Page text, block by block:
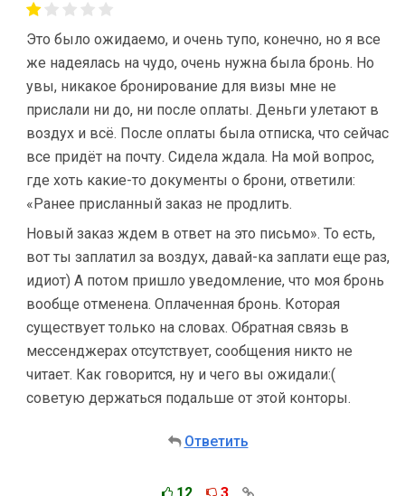
Это было ожидаемо, и очень тупо, конечно, но я все
же надеялась на чудо, очень нужна была бронь. Но
увы, никакое бронирование для визы мне не
прислали ни до, ни после оплаты. Деньги улетают в
воздух и всё. После оплаты была отписка, что сейчас
все придёт на почту. Сидела ждала. На мой вопрос,
где хоть какие-то документы о брони, ответили:
«Ранее присланный заказ не продлить.
Новый заказ ждем в ответ на это письмо». То есть,
вот ты заплатил за воздух, давай-ка заплати еще раз,
идиот) А потом пришло уведомление, что моя бронь
вообще отменена. Оплаченная бронь. Которая
существует только на словах. Обратная связь в
мессенджерах отсутствует, сообщения никто не
читает. Как говорится, ну и чего вы ожидали:(
советую держаться подальше от этой конторы.
Ответить